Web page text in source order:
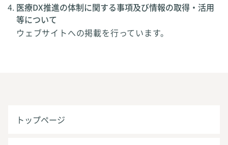
医療DX推進の体制に関する事項及び情報の取得・活用
等について
ウェブサイトへの掲載を行っています。
トップページ